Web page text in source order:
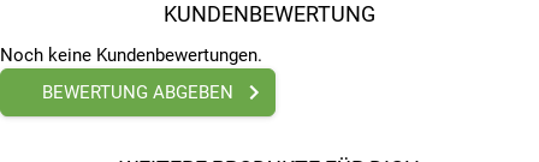
KUNDENBEWERTUNG
Noch keine Kundenbewertungen.
BEWERTUNG ABGEBEN